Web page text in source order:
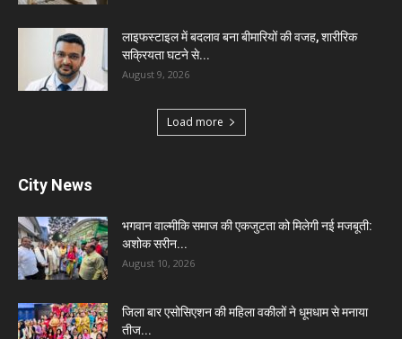
लाइफस्टाइल में बदलाव बना बीमारियों की वजह, शारीरिक
सक्रियता घटने से...
August 9, 2026
Load more
City News
भगवान वाल्मीकि समाज की एकजुटता को मिलेगी नई मजबूती:
अशोक सरीन...
August 10, 2026
जिला बार एसोसिएशन की महिला वकीलों ने धूमधाम से मनाया
तीज...